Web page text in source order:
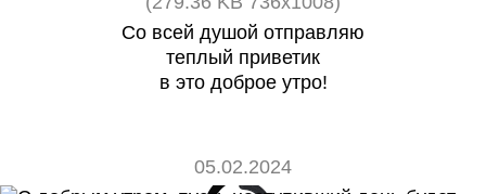
Со всей душой отправляю
теплый приветик
в это доброе утро!
05.02.2024